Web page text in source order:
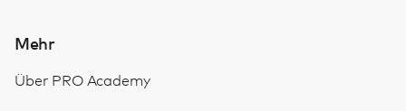
Mehr
Über PRO Academy